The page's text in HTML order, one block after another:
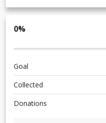
0%
Goal
Collected
Donations